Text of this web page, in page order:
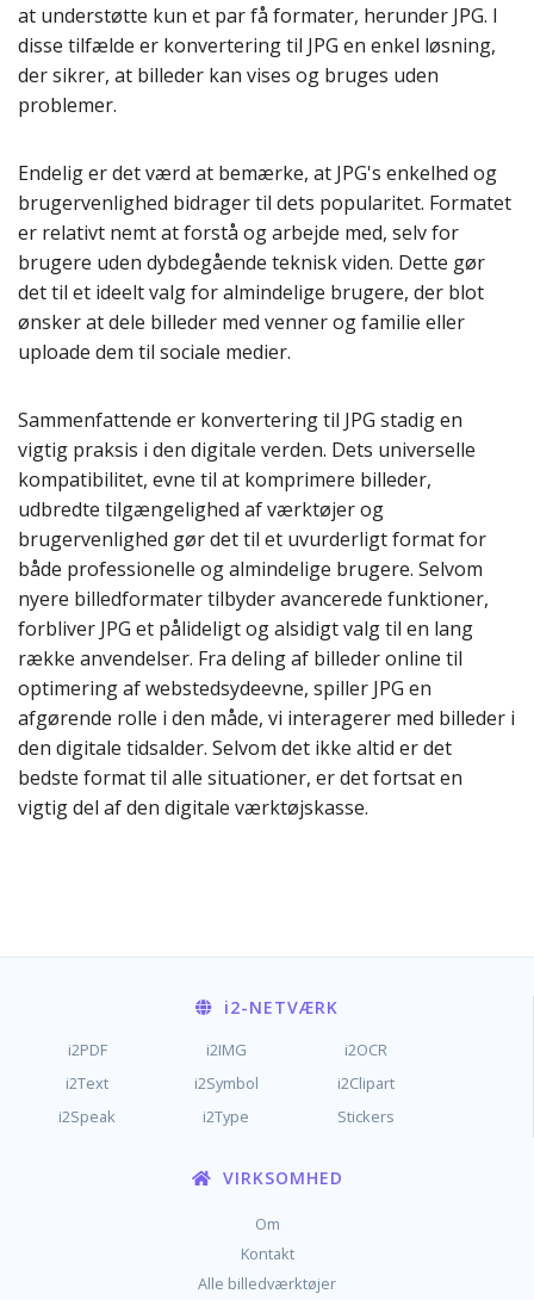
at understøtte kun et par få formater, herunder JPG. I
disse tilfælde er konvertering til JPG en enkel løsning,
der sikrer, at billeder kan vises og bruges uden
problemer.
Endelig er det værd at bemærke, at JPG's enkelhed og
brugervenlighed bidrager til dets popularitet. Formatet
er relativt nemt at forstå og arbejde med, selv for
brugere uden dybdegående teknisk viden. Dette gør
det til et ideelt valg for almindelige brugere, der blot
ønsker at dele billeder med venner og familie eller
uploade dem til sociale medier.
Sammenfattende er konvertering til JPG stadig en
vigtig praksis i den digitale verden. Dets universelle
kompatibilitet, evne til at komprimere billeder,
udbredte tilgængelighed af værktøjer og
brugervenlighed gør det til et uvurderligt format for
både professionelle og almindelige brugere. Selvom
nyere billedformater tilbyder avancerede funktioner,
forbliver JPG et pålideligt og alsidigt valg til en lang
række anvendelser. Fra deling af billeder online til
optimering af webstedsydeevne, spiller JPG en
afgørende rolle i den måde, vi interagerer med billeder i
den digitale tidsalder. Selvom det ikke altid er det
bedste format til alle situationer, er det fortsat en
vigtig del af den digitale værktøjskasse.
i2-NETVÆRK
i2PDF i2IMG
i2OCR
i2Text
i2Symbol
i2Clipart
i2Speak
i2Type Stickers
VIRKSOMHED
Om
Kontakt
Alle billedværktøjer